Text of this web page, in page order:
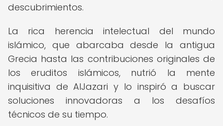
descubrimientos.
La rica herencia intelectual del mundo
islámico, que abarcaba desde la antigua
Grecia hasta las contribuciones originales de
los eruditos islámicos, nutrió la mente
inquisitiva de AlJazari y lo inspiró a buscar
soluciones innovadoras a los desafíos
técnicos de su tiempo.